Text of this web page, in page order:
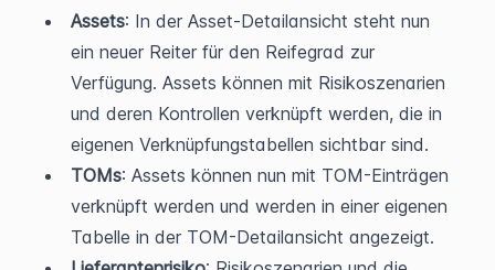
Assets: In der Asset-Detailansicht steht nun
ein neuer Reiter für den Reifegrad zur
Verfügung. Assets können mit Risikoszenarien
und deren Kontrollen verknüpft werden, die in
eigenen Verknüpfungstabellen sichtbar sind.
TOMs: Assets können nun mit TOM-Einträgen
verknüpft werden und werden in einer eigenen
Tabelle in der TOM-Detailansicht angezeigt.